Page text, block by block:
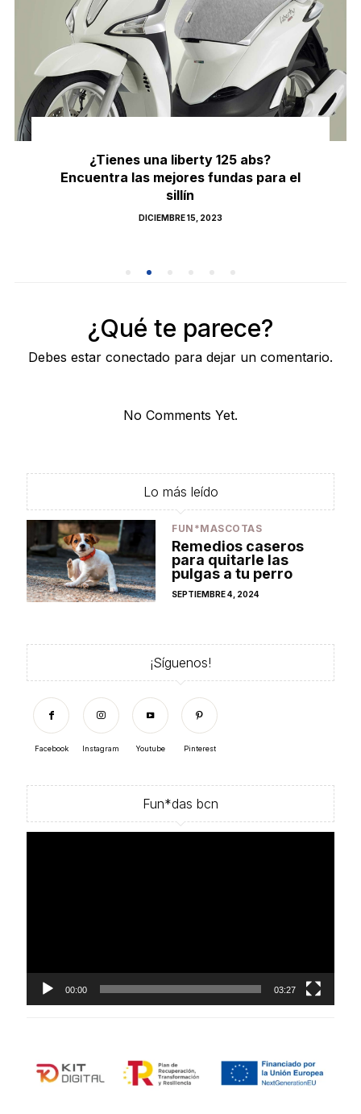
¿Tienes una liberty 125 abs?
Encuentra las mejores fundas para el
sillín
POSTED
DICIEMBRE 15, 2023
¿Qué te parece?
Debes estar conectado para dejar un comentario.
No Comments Yet.
Lo más leído
FUN*MASCOTAS
Remedios caseros
para quitarle las
pulgas a tu perro
POSTED
SEPTIEMBRE 4, 2024
¡Síguenos!
Facebook Instagram Youtube Pinterest
Fun*das bcn
00:00 03:27